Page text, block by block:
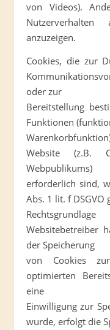
von Videos).
anzuzeigen.
Cookies, die zur
oder zur
Bereitstellung
Funktionen
Website (z.B.
Webpublikums)
erforderlich sind,
Abs. 1 lit. f DSGVO
Websitebetreiber
der Speicherung
von Cookies
optimierten
eine
Einwilligung zur
wurde, erfolgt die